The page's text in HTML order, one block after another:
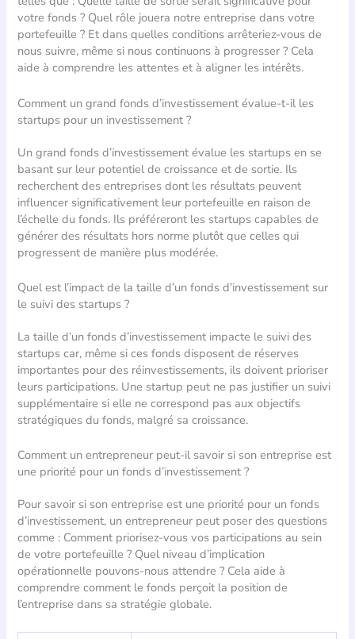
votre fonds ? Quel rôle jouera notre entreprise dans votre
portefeuille ? Et dans quelles conditions arrêteriez-vous de
nous suivre, même si nous continuons à progresser ? Cela
aide à comprendre les attentes et à aligner les intérêts.
Comment un grand fonds d’investissement évalue-t-il les
startups pour un investissement ?
Un grand fonds d’investissement évalue les startups en se
basant sur leur potentiel de croissance et de sortie. Ils
recherchent des entreprises dont les résultats peuvent
influencer significativement leur portefeuille en raison de
l’échelle du fonds. Ils préféreront les startups capables de
générer des résultats hors norme plutôt que celles qui
progressent de manière plus modérée.
Quel est l’impact de la taille d’un fonds d’investissement sur
le suivi des startups ?
La taille d’un fonds d’investissement impacte le suivi des
startups car, même si ces fonds disposent de réserves
importantes pour des réinvestissements, ils doivent prioriser
leurs participations. Une startup peut ne pas justifier un suivi
supplémentaire si elle ne correspond pas aux objectifs
stratégiques du fonds, malgré sa croissance.
Comment un entrepreneur peut-il savoir si son entreprise est
une priorité pour un fonds d’investissement ?
Pour savoir si son entreprise est une priorité pour un fonds
d’investissement, un entrepreneur peut poser des questions
comme : Comment priorisez-vous vos participations au sein
de votre portefeuille ? Quel niveau d’implication
opérationnelle pouvons-nous attendre ? Cela aide à
comprendre comment le fonds perçoit la position de
l’entreprise dans sa stratégie globale.